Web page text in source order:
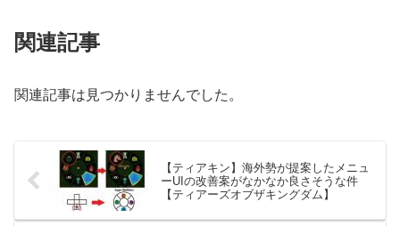
関連記事
関連記事は見つかりませんでした。
【ティアキン】海外勢が提案したメニュ
ーUIの改善案がなかなか良さそうな件
【ティアーズオブザキングダム】